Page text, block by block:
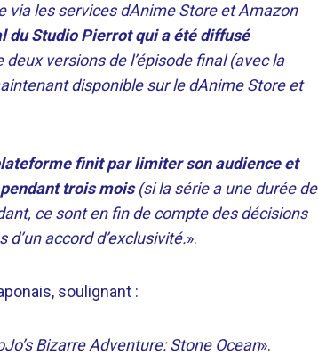
via les services dAnime Store et Amazon
du Studio Pierrot qui a été diffusé
versions de l’épisode final (avec la
disponible sur le dAnime Store et
finit par limiter son audience et
trois mois(si la série a une durée de
ce sont en fin de compte des décisions
accord d’exclusivité.».
soulignant :
Bizarre Adventure: Stone Ocean».